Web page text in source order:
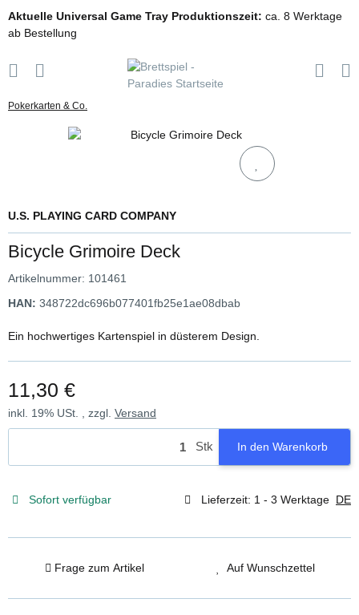
Aktuelle Universal Game Tray Produktionszeit: ca. 8 Werktage
ab Bestellung
Pokerkarten & Co.
U.S. PLAYING CARD COMPANY
Bicycle Grimoire Deck
Artikelnummer: 101461
HAN: 348722dc696b077401fb25e1ae08dbab
Ein hochwertiges Kartenspiel in düsterem Design.
11,30 €
inkl. 19% USt. , zzgl. Versand
Stk In den Warenkorb
Sofort verfügbar Lieferzeit: 1 - 3 Werktage DE
Frage zum Artikel Auf Wunschzettel